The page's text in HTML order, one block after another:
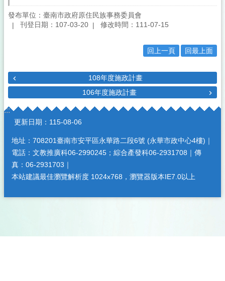
發布單位：臺南市政府原住民族事務委員會
刊登日期：107-03-20
修改時間：111-07-15
回上一頁 回最上面
108年度施政計畫
106年度施政計畫
:::
更新日期： 115-08-06
地址：708201臺南市安平區永華路二段6號 (永華市政中心4樓)｜
電話：文教推廣科06-2990245；綜合產發科06-2931708｜傳
真：06-2931703｜
本站建議最佳瀏覽解析度 1024x768，瀏覽器版本IE7.0以上